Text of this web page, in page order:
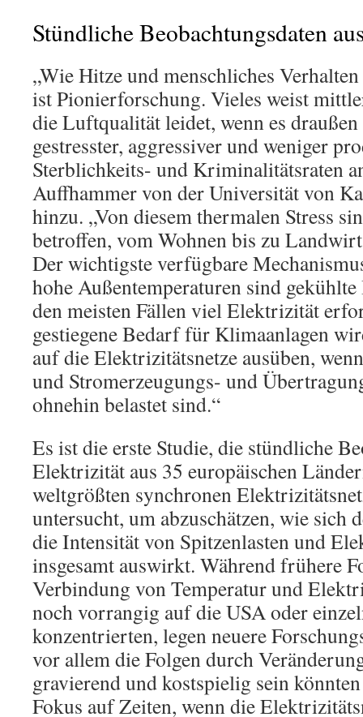
Stündliche Beobachtungsdaten
„Wie Hitze und menschliches
ist Pionierforschung. Vieles weist
die Luftqualität leidet, wenn es
gestresster, aggressiver und weniger
Sterblichkeits- und Kriminalitätsraten
Auffhammer von der Universität von
hinzu. „Von diesem thermalen Stress
betroffen, vom Wohnen bis zu
Der wichtigste verfügbare
hohe Außentemperaturen sind
den meisten Fällen viel Elektrizität
gestiegene Bedarf für Klimaanlagen
auf die Elektrizitätsnetze ausüben,
und Stromerzeugungs- und
ohnehin belastet sind.“
Es ist die erste Studie, die stündliche
Elektrizität aus 35 europäischen
weltgrößten synchronen
untersucht, um abzuschätzen, wie sich
die Intensität von Spitzenlasten und
insgesamt auswirkt. Während frühere
Verbindung von Temperatur und
noch vorrangig auf die USA oder
konzentrierten, legen neuere
vor allem die Folgen durch
gravierend und kostspielig sein
Fokus auf Zeiten, wenn die